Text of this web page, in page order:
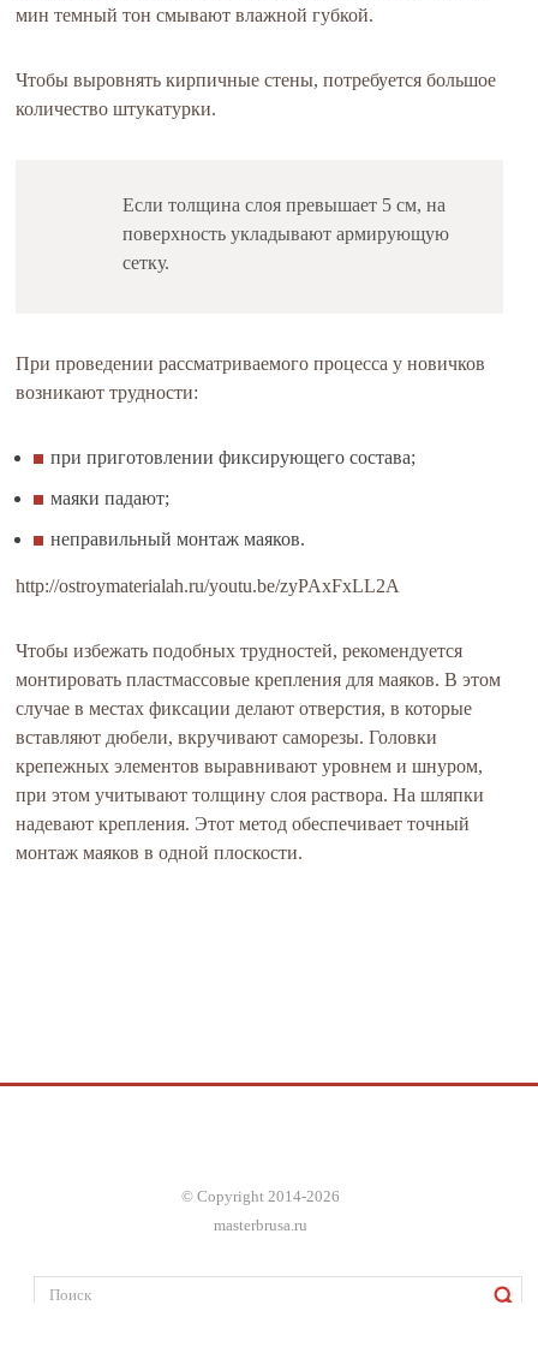
мин темный тон смывают влажной губкой.
Чтобы выровнять кирпичные стены, потребуется большое
количество штукатурки.
Если толщина слоя превышает 5 см, на
поверхность укладывают армирующую
сетку.
При проведении рассматриваемого процесса у новичков
возникают трудности:
при приготовлении фиксирующего состава;
маяки падают;
неправильный монтаж маяков.
http://ostroymaterialah.ru/youtu.be/zyPAxFxLL2A
Чтобы избежать подобных трудностей, рекомендуется
монтировать пластмассовые крепления для маяков. В этом
случае в местах фиксации делают отверстия, в которые
вставляют дюбели, вкручивают саморезы. Головки
крепежных элементов выравнивают уровнем и шнуром,
при этом учитывают толщину слоя раствора. На шляпки
надевают крепления. Этот метод обеспечивает точный
монтаж маяков в одной плоскости.
© Copyright 2014-2026
masterbrusa.ru